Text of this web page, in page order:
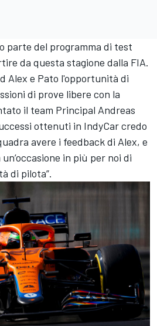
parte del programma di test
da questa stagione dalla FIA.
Alex e Pato l'opportunità di
di prove libere con la
il team Principal Andreas
ottenuti in IndyCar credo
avere i feedback di Alex, e
in più per noi di
di pilota”.